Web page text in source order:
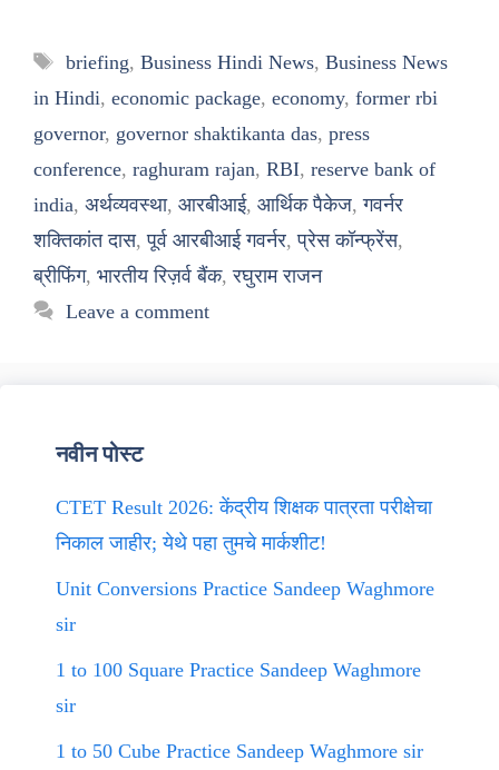
Tags
briefing, Business Hindi News, Business News
in Hindi, economic package, economy, former rbi
governor, governor shaktikanta das, press
conference, raghuram rajan, RBI, reserve bank of
india, अर्थव्यवस्था, आरबीआई, आर्थिक पैकेज,गवर्नर
शक्तिकांत दास,पूर्व आरबीआई गवर्नर,प्रेस कॉन्फ्रेंस,
ब्रीफिंग, भारतीय रिज़र्व बैंक,रघुराम राजन
Leave a comment
नवीन पोस्ट
CTET Result 2026: केंद्रीय शिक्षक पात्रता परीक्षेचा
निकाल जाहीर; येथे पहा तुमचे मार्कशीट!
Unit Conversions Practice Sandeep Waghmore
sir
1 to 100 Square Practice Sandeep Waghmore
sir
1 to 50 Cube Practice Sandeep Waghmore sir